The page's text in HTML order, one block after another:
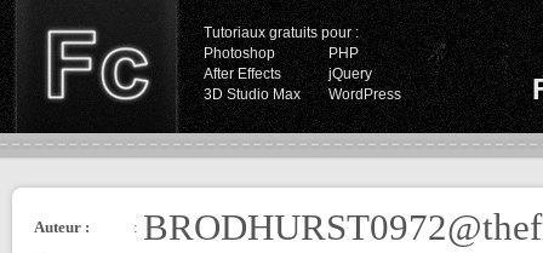
Tutoriaux gratuits pour :
Photoshop
PHP
After Effects
jQuery
3D Studio Max
WordPress
Auteur : :